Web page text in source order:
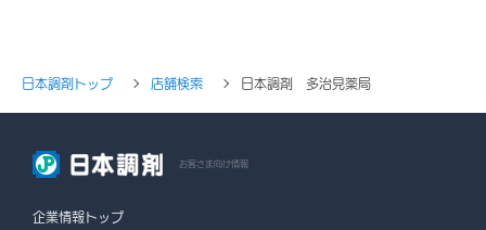
日本調剤トップ 店舗検索 日本調剤 多治見薬局
お客さま向け情報
企業情報トップ